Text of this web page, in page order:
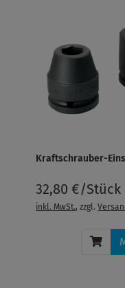
Kraftschrauber-
32,80 €/Stück
inkl. MwSt., zzgl.